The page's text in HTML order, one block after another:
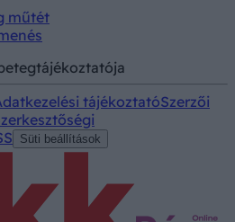
műtét
tájékoztatóSzerzői
Süti beállítások